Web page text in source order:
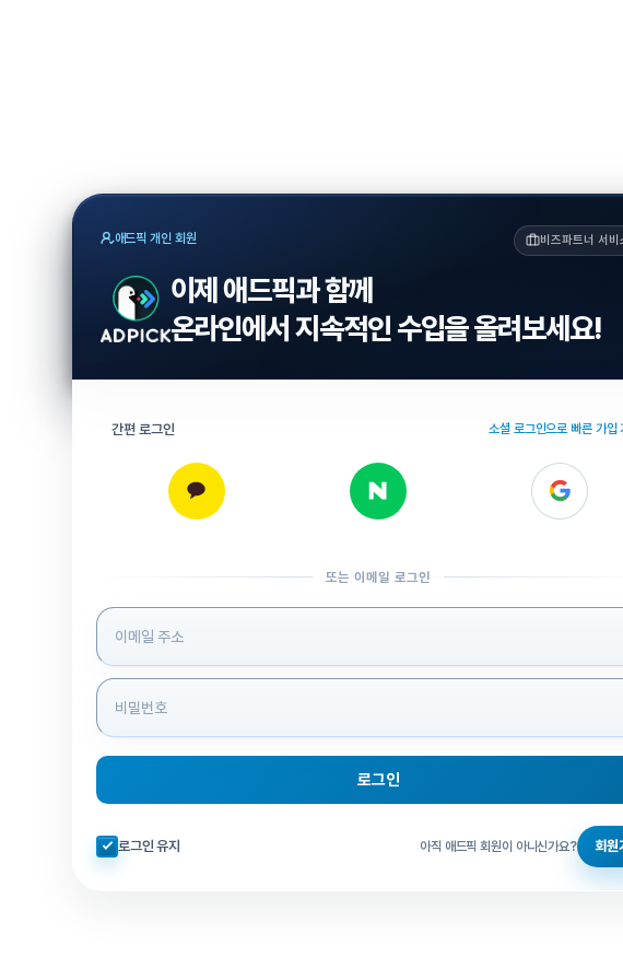
애드픽 개인 회원 비즈파트너 서비
이제 애드픽과 함께
온라인에서 지속적인 수입을 올려보세요!
간편 로그인 소셜 로그인으로 빠른 가입
또는 이메일 로그인
로그인 정보 입력
로그인
자동로그인 체크
로그인 유지 아직 애드픽 회원이 아니신가요? 회원